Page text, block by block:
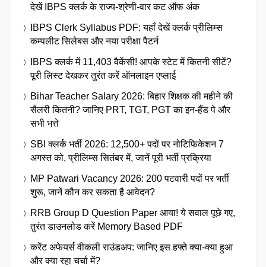
देखें IBPS क्लर्क के राज्य-श्रेणी-वार कट ऑफ अंक
IBPS Clerk Syllabus PDF: यहाँ देखें क्लर्क प्रीलिम्स
कम्पलीट सिलेबस और नया परीक्षा पैटर्न
IBPS क्लर्क में 11,403 वैकेंसी! आपके स्टेट में कितनी सीटें?
पूरी लिस्ट देखकर तुरंत करें ऑनलाइन एप्लाई
Bihar Teacher Salary 2026: बिहार शिक्षक की महीने की
सैलरी कितनी? जानिए PRT, TGT, PGT का इन-हैंड पे और
सभी भत्ते
SBI क्लर्क भर्ती 2026: 12,500+ पदों पर नोटिफिकेशन 7
अगस्त को, प्रीलिम्स सितंबर में, जानें पूरी भर्ती प्रक्रिया
MP Patwari Vacancy 2026: 200 पटवारी पदों पर भर्ती
शुरू, जानें कौन कर सकता है आवेदन?
RRB Group D Question Paper आया! ये सवाल पूछे गए,
तुरंत डाउनलोड करें Memory Based PDF
करेंट अफेयर्स वीकली राउंडअप: जानिए इस हफ्ते क्या-क्या हुआ
और क्या रहा चर्चा में?